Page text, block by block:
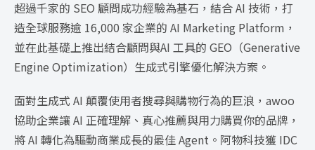
超過千家的 SEO 顧問成功經驗為基石，結合 AI 技術，打
造全球服務逾 16,000 家企業的 AI Marketing Platform，
並在此基礎上推出結合顧問與AI 工具的 GEO（Generative
Engine Optimization）生成式引擎優化解決方案。
面對生成式 AI 顛覆使用者搜尋與購物行為的巨浪，awoo
協助企業讓 AI 正確理解、真心推薦與用力購買你的品牌，
將 AI 轉化為驅動商業成長的最佳 Agent。阿物科技獲 IDC